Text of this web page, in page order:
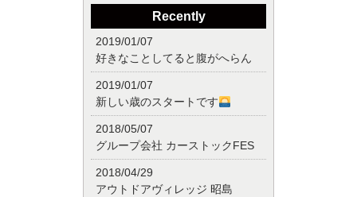
Recently
2019/01/07
好きなことしてると腹がへらん
2019/01/07
新しい歳のスタートです
2018/05/07
グループ会社 カーストックFES
2018/04/29
アウトドアヴィレッジ 昭島